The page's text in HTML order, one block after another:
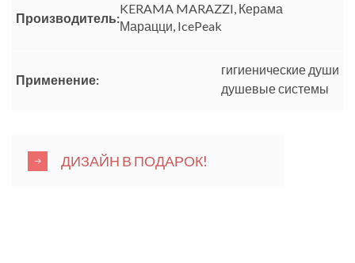
Производитель:
KERAMA MARAZZI, Керама
Марацци, IcePeak
Применение:
гигиенические души
душевые системы
ДИЗАЙН В ПОДАРОК!